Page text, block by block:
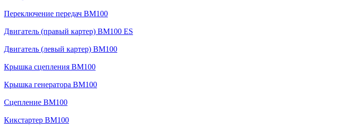
Переключение передач BM100
Двигатель (правый картер) BM100 ES
Двигатель (левый картер) BM100
Крышка сцепления BM100
Крышка генератора BM100
Сцепление BM100
Кикстартер BM100